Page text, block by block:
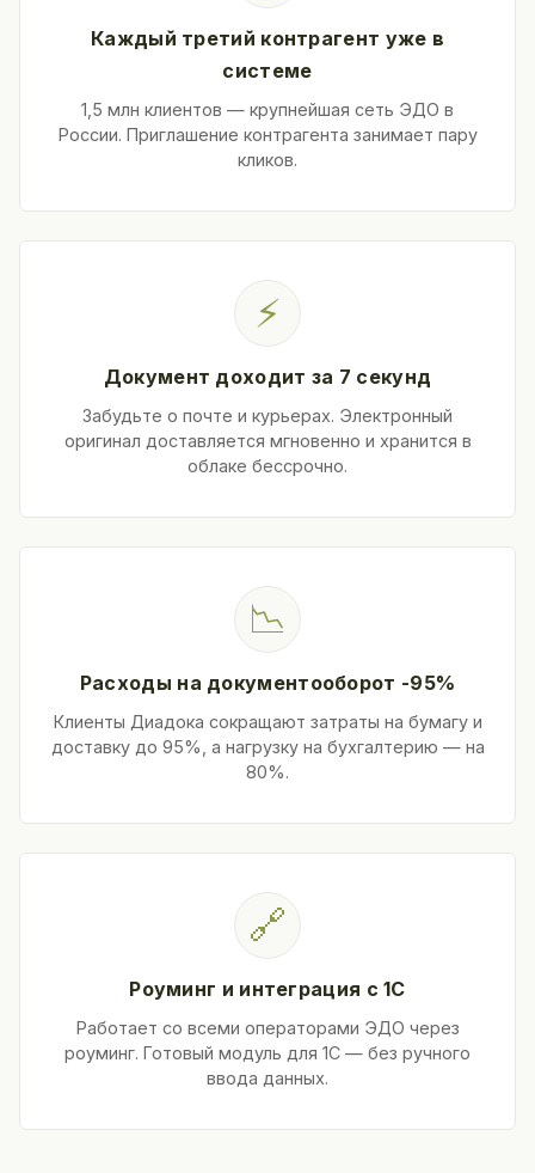
Каждый третий контрагент уже в
системе
1,5 млн клиентов — крупнейшая сеть ЭДО в
России. Приглашение контрагента занимает пару
кликов.
⚡
Документ доходит за 7 секунд
Забудьте о почте и курьерах. Электронный
оригинал доставляется мгновенно и хранится в
облаке бессрочно.
📉
Расходы на документооборот -95%
Клиенты Диадока сокращают затраты на бумагу и
доставку до 95%, а нагрузку на бухгалтерию — на
80%.
🔗
Роуминг и интеграция с 1С
Работает со всеми операторами ЭДО через
роуминг. Готовый модуль для 1С — без ручного
ввода данных.